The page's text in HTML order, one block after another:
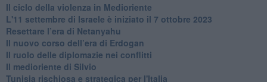
Il ciclo della violenza in Medioriente
L'11 settembre di Israele è iniziato il 7 ottobre 2023
Resettare l’era di Netanyahu
​Il nuovo corso dell’era di Erdogan
Il ruolo delle diplomazie nei conflitti
Il medioriente di Silvio
Tunisia rischiosa e strategica per l'Italia